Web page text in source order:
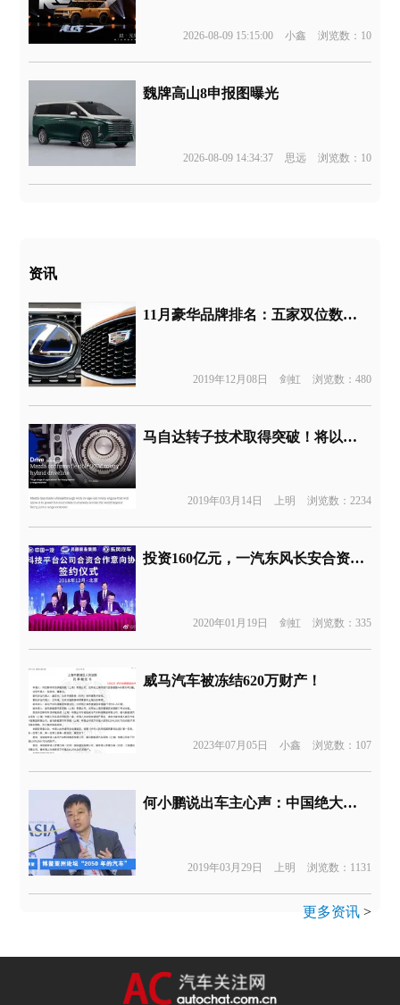
2026-08-09 15:15:00 小鑫 浏览数：10
魏牌高山8申报图曝光
2026-08-09 14:34:37 思远 浏览数：10
资讯
11月豪华品牌排名：五家双位数增长，仅凯迪拉克下跌20%
2019年12月08日 剑虹 浏览数：480
马自达转子技术取得突破！将以混动形式回归
2019年03月14日 上明 浏览数：2234
投资160亿元，一汽东风长安合资成立T3科技平台公司
2020年01月19日 剑虹 浏览数：335
威马汽车被冻结620万财产！
2023年07月05日 小鑫 浏览数：107
何小鹏说出车主心声：中国绝大部分买电动车的人都是被逼的
2019年03月29日 上明 浏览数：1131
更多资讯>